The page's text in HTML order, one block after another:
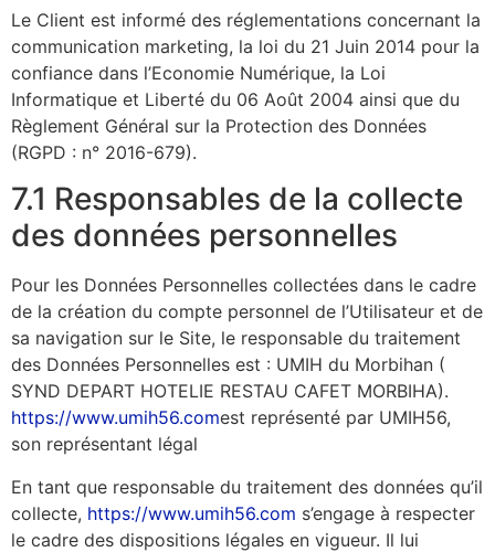
Le Client est informé des réglementations concernant la
communication marketing, la loi du 21 Juin 2014 pour la
confiance dans l’Economie Numérique, la Loi
Informatique et Liberté du 06 Août 2004 ainsi que du
Règlement Général sur la Protection des Données
(RGPD : n° 2016-679).
7.1 Responsables de la collecte
des données personnelles
Pour les Données Personnelles collectées dans le cadre
de la création du compte personnel de l’Utilisateur et de
sa navigation sur le Site, le responsable du traitement
des Données Personnelles est : UMIH du Morbihan (
SYND DEPART HOTELIE RESTAU CAFET MORBIHA).
https://www.umih56.comest représenté par UMIH56,
son représentant légal
En tant que responsable du traitement des données qu’il
collecte, https://www.umih56.com s’engage à respecter
le cadre des dispositions légales en vigueur. Il lui